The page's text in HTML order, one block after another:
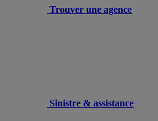
Trouver une agence
Sinistre & assistance